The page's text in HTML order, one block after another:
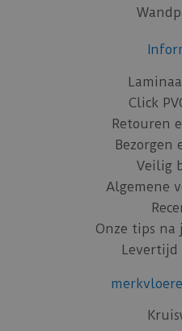
Click
Retouren
Bezorgen
Veilig
Algemene
Onze tips na
Levertijd